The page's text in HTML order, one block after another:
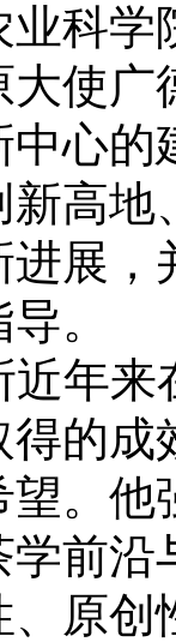
业科
使
中心
高地
展
。
近年
的
。
前沿
原